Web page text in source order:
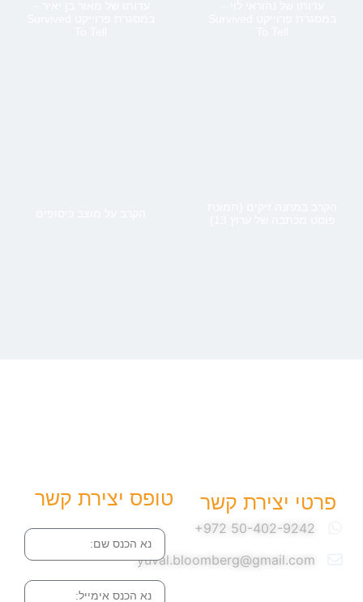
פרטי יצירת קשר
yuval.bloomberg@gmail.com
טופס יצירת קשר